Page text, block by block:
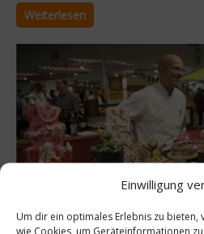
Einwilligung
Um dir ein optimales Erlebnis zu bieten,
wie Cookies, um Geräteinformationen
Weiterlesen